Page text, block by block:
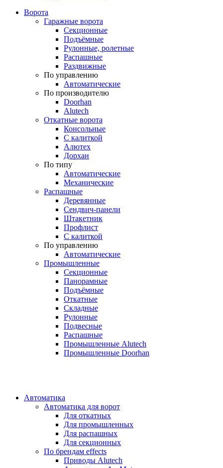
Ворота
Гаражные ворота
Секционные
Подъёмные
Рулонные, ролетные
Распашные
Раздвижные
По управлению
Автоматические
По производителю
Doorhan
Alutech
Откатные ворота
Консольные
С калиткой
Алютех
Дорхан
По типу
Автоматические
Механические
Распашные
Деревянные
Сендвич-панели
Штакетник
Профлист
С калиткой
По управлению
Автоматические
Промышленные
Секционные
Панорамные
Подъёмные
Откатные
Складные
Рулонные
Подвесные
Распашные
Промышленные Alutech
Промышленные Doorhan
Автоматика
Автоматика для ворот
Для откатных
Для промышленных
Для распашных
Для секционных
По брендам effects
Приводы Alutech